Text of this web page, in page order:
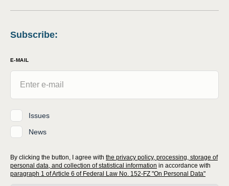
Subscribe:
E-MAIL
Issues
News
By clicking the button, I agree with the privacy policy, processing, storage of
personal data, and collection of statistical information in accordance with
paragraph 1 of Article 6 of Federal Law No. 152-FZ "On Personal Data"